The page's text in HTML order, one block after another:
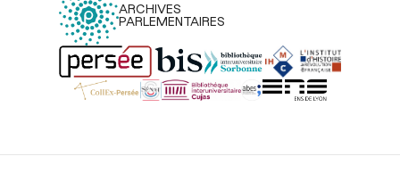
ARCHIVES
PARLEMENTAIRES
Menu